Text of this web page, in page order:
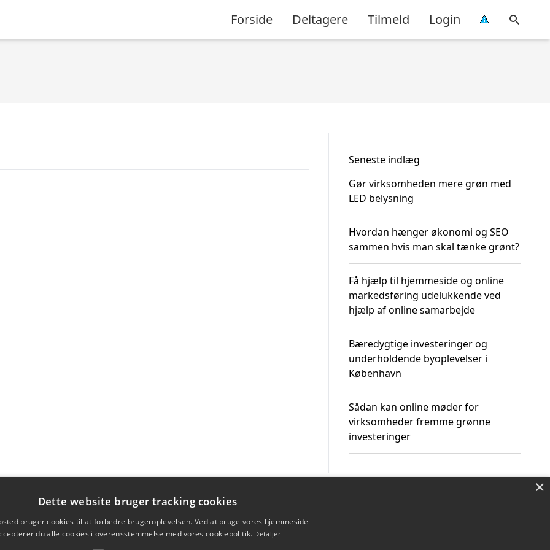
Forside Deltagere Tilmeld Login
Seneste indlæg
Gør virksomheden mere grøn med
LED belysning
Hvordan hænger økonomi og SEO
sammen hvis man skal tænke grønt?
Få hjælp til hjemmeside og online
markedsføring udelukkende ved
hjælp af online samarbejde
Bæredygtige investeringer og
underholdende byoplevelser i
København
Sådan kan online møder for
virksomheder fremme grønne
investeringer
×
Dette website bruger tracking cookies
bruger cookies til at forbedre brugeroplevelsen. Ved at bruge vores hjemmeside
du alle cookies i overensstemmelse med vores cookiepolitik. Detaljer